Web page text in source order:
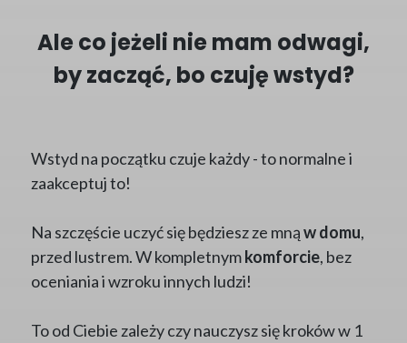
Ale co jeżeli nie mam odwagi,
by zacząć, bo czuję wstyd?
Wstyd na początku czuje każdy - to normalne i
zaakceptuj to!
Na szczęście uczyć się będziesz ze mnąw domu,
przed lustrem. W kompletnymkomforcie, bez
oceniania i wzroku innych ludzi!
To od Ciebie zależy czy nauczysz się kroków w 1